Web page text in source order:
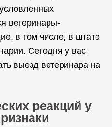
ветеринары-
в том числе, в штате
Сегодня у вас
выезд ветеринара на
реакций у